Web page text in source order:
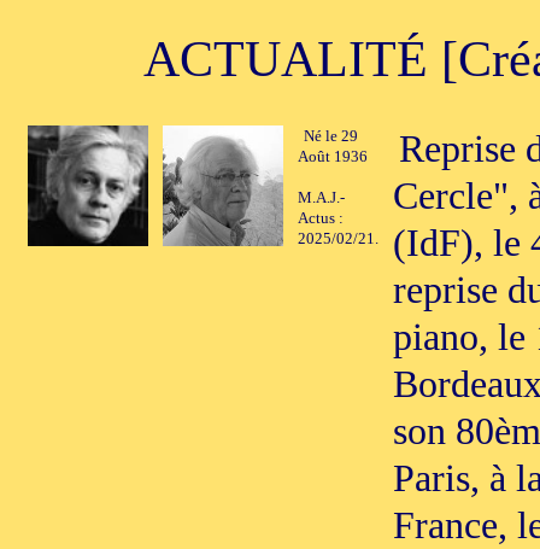
ACTUALITÉ
Né le 29
Août 1936
M.A.J.-
Actus :
2025/02/21.
Reprise
Cercle",
(IdF), le
reprise
piano, le
son
Paris, à
France,